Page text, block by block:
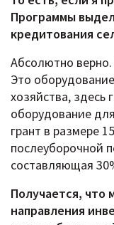
Программы
кредитования
Абсолютно
Это
хозяйства, здесь
оборудование
грант в размере
послеуборочной
составляющая
Получается, что
направления